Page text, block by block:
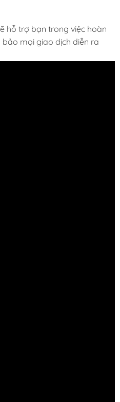
hỗ trợ bạn trong việc hoàn
mọi giao dịch diễn ra